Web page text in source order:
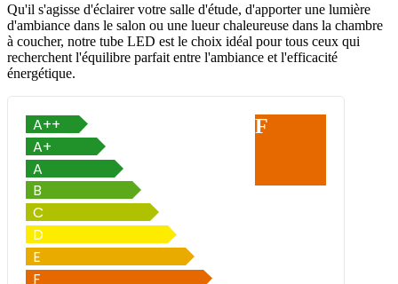
Qu'il s'agisse d'éclairer votre salle d'étude, d'apporter une lumière
d'ambiance dans le salon ou une lueur chaleureuse dans la chambre
à coucher, notre tube LED est le choix idéal pour tous ceux qui
recherchent l'équilibre parfait entre l'ambiance et l'efficacité
énergétique.
F